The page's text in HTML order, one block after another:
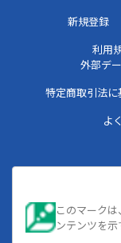
新規登録
利用
外部デ
特定商取引法
よ
このマーク
ンテンツを